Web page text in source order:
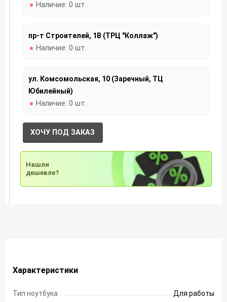
Наличие: 0 шт.
пр-т Строителей, 1В (ТРЦ "Коллаж")
Наличие: 0 шт.
ул. Комсомольская, 10 (Заречный, ТЦ
Юбилейный)
Наличие: 0 шт.
ХОЧУ ПОД ЗАКАЗ
Нашли
дешевле?
Характеристики
Тип ноутбука Для работы